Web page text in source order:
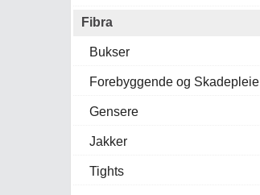
Fibra
Bukser
Forebyggende og Skadepleie
Gensere
Jakker
Tights